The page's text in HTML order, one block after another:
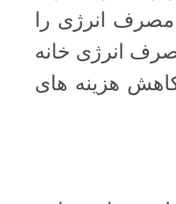
انرژی را
انرژی خانه
هزینه های